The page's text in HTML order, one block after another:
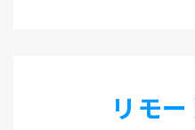
リモ